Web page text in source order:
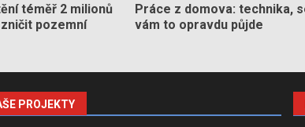
téměř 2 milionů
pozemní
Práce z domova: technika,
vám to opravdu půjde
PROJEKTY